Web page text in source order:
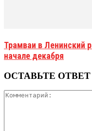
Трамваи в Ленинский
начале декабря
ОСТАВЬТЕ ОТВЕТ